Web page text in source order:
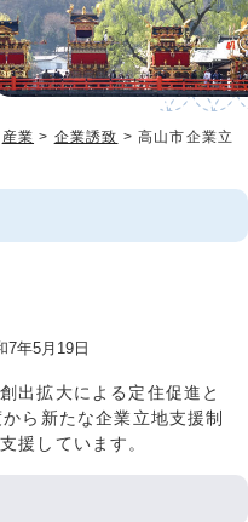
産業 > 企業誘致 > 高山市企業立
5月19日
出拡大による定住促進と
ら新たな企業立地支援制
援しています。